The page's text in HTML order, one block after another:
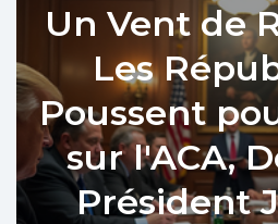
Un Vent de
Les
Poussent
sur l'ACA,
Président